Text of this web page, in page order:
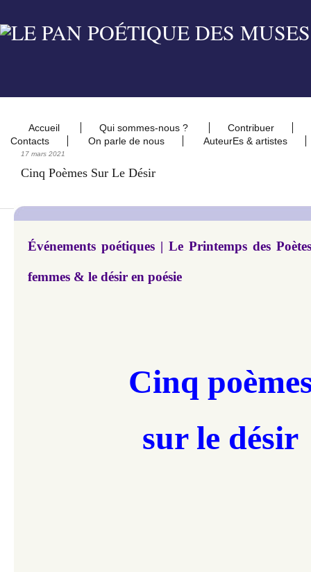
Accueil Qui sommes-nous ?
Contribuer
Contacts
On parle de nous AuteurEs & artistes
17 mars 2021
Cinq Poèmes Sur Le Désir
Événements poétiques | Le Printemps des
femmes & le désir en poésie
Cinq
sur le désir